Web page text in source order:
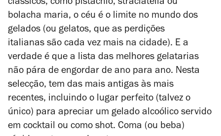
clássicos, como pistáchio, straciatella ou
bolacha maria, o céu é o limite no mundo dos
gelados (ou gelatos, que as perdições
italianas são cada vez mais na cidade). E a
verdade é que a lista das melhores gelatarias
não pára de engordar de ano para ano. Nesta
selecção, tem das mais antigas às mais
recentes, incluindo o lugar perfeito (talvez o
único) para apreciar um gelado alcoólico servido
em cocktail ou como shot. Coma (ou beba)